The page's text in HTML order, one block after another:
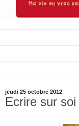
jeudi 25 octobre 2012
Ecrire sur soi